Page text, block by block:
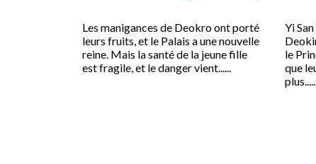
Les manigances de Deokro ont porté
leurs fruits, et le Palais a une nouvelle
reine. Mais la santé de la jeune fille
est fragile, et le danger vient......
Yi
le
que